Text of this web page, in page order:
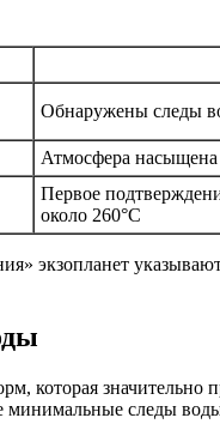
Обнаружены следы
Атмосфера насыщена
Первое
около 260°C
экзопланет
значительно
следы